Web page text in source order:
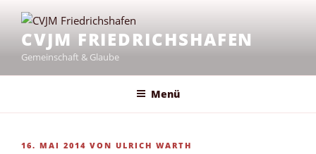
Inhalt
springenCVJM FRIEDRICHSHAFEN
Gemeinschaft & Glaube
Menü
VERÖFFENTLICHT
16. MAI 2014 VON ULRICH WARTH